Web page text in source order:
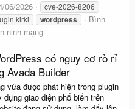
06/2026
cve-2026-8206
kirki wordpress
Bình
ninh mạng
có nguy cơ rò rỉ
Avada Builder
vừa được phát hiện trong plugin
giao diện phổ biến trên